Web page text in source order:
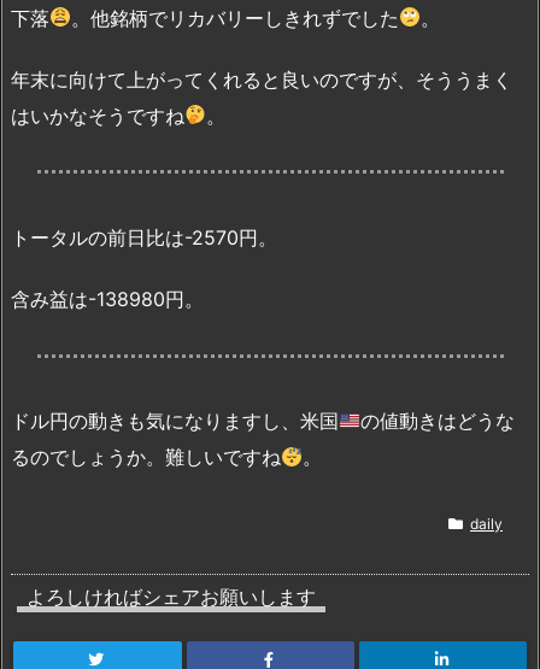
下落
。他銘柄でリカバリーしきれずでした 。
年末に向けて上がってくれると良いのですが、そううまく
はいかなそうですね
。
トータルの前日比は-2570円。
含み益は-138980円。
ドル円の動きも気になりますし、米国
の値動きはどうな
るのでしょうか。難しいですね
。
daily
よろしければシェアお願いします